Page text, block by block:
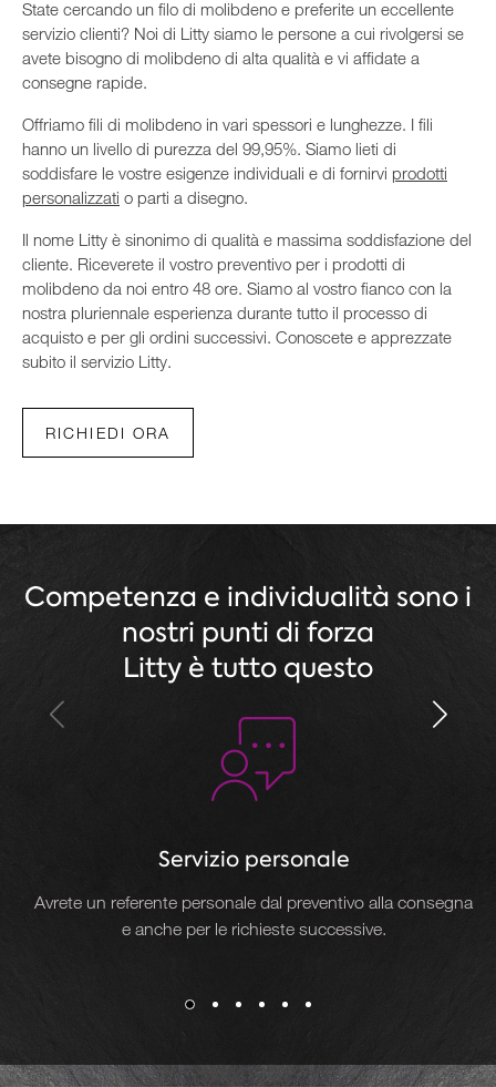
State cercando un filo di molibdeno e preferite un eccellente
servizio clienti? Noi di Litty siamo le persone a cui rivolgersi se
avete bisogno di molibdeno di alta qualità e vi affidate a
consegne rapide.
Offriamo fili di molibdeno in vari spessori e lunghezze. I fili
hanno un livello di purezza del 99,95%. Siamo lieti di
soddisfare le vostre esigenze individuali e di fornirvi prodotti
personalizzati o parti a disegno.
Il nome Litty è sinonimo di qualità e massima soddisfazione del
cliente. Riceverete il vostro preventivo per i prodotti di
molibdeno da noi entro 48 ore. Siamo al vostro fianco con la
nostra pluriennale esperienza durante tutto il processo di
acquisto e per gli ordini successivi. Conoscete e apprezzate
subito il servizio Litty.
RICHIEDI ORA
Competenza e individualità sono i
nostri punti di forza
Litty è tutto questo
Servizio personale
Avrete un referente personale dal preventivo alla consegna
e anche per le richieste successive.